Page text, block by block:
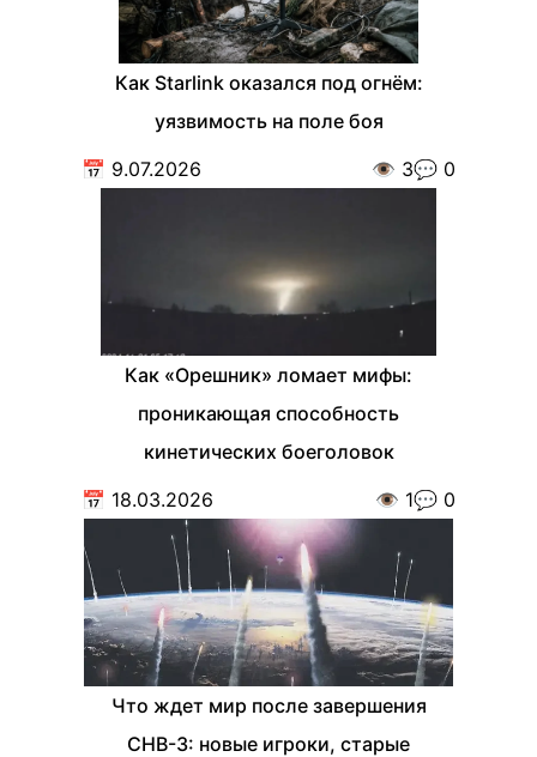
Как Starlink оказался под огнём:
уязвимость на поле боя
📅 9.07.2026 👁️ 3💬 0
Как «Орешник» ломает мифы:
проникающая способность
кинетических боеголовок
📅 18.03.2026 👁️ 1💬 0
Что ждет мир после завершения
СНВ-3: новые игроки, старые